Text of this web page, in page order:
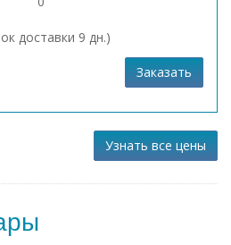
доставки 9 дн.)
Заказать
Узнать все цены